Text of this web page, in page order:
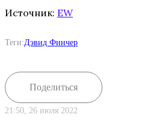
Источник: EW
Теги:Дэвид Финчер
Поделиться
21:50, 26 июля 2022